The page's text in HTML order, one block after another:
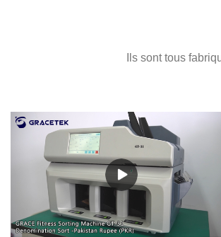
Ils sont tous